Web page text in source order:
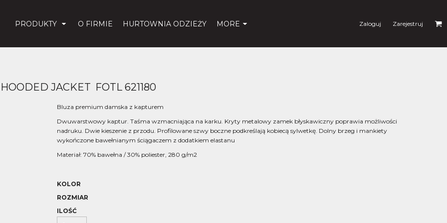
PRODUKTY O FIRMIE HURTOWNIA ODZIEŻY MORE Zaloguj Zarejestruj
JACKET FOTL 621180
Bluza premium damska z kapturem
Dwuwarstwowy kaptur. Taśma wzmacniająca na karku. Kryty metalowy zamek błyskawiczny poprawia możliwości
nadruku. Dwie kieszenie z przodu. Profilowane szwy boczne podkreślają kobiecą sylwetkę. Dolny brzeg i mankiety
wykończone bawełnianym ściągaczem z dodatkiem elastanu
Materiał: 70% bawełna / 30% poliester, 280 g/m2
KOLOR
ROZMIAR
ILOŚĆ